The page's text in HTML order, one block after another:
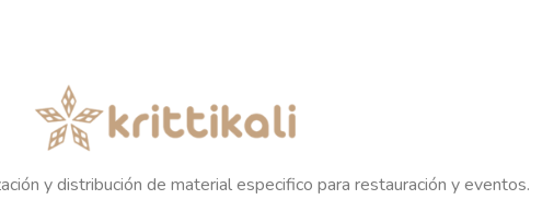
y distribución de material especifico para restauración y eventos.